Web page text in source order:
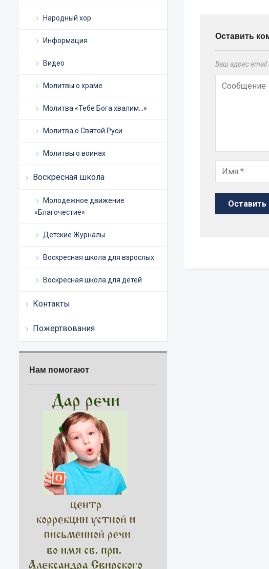
Народный хор
Информация
Видео
Молитвы о храме
Молитва «Тебе Бога хвалим…»
Молитва о Святой Руси
Молитвы о воинах
Воскресная школа
Молодежное движение
«Благочестие»
Детские Журналы
Воскресная школа для взрослых
Воскресная школа для детей
Контакты
Пожертвования
Нам помогают
Оставить
Ваш адрес email